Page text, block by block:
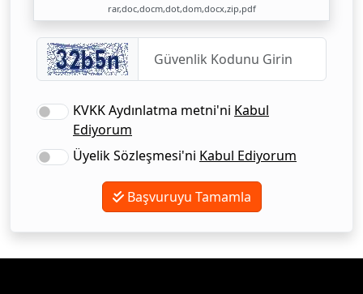
rar,doc,docm,dot,dom,docx,zip,pdf
KVKK Aydınlatma metni'ni Kabul
Ediyorum
Üyelik Sözleşmesi'ni Kabul Ediyorum
Başvuruyu Tamamla